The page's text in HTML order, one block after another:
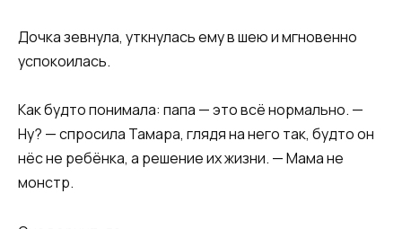
Дочка зевнула, уткнулась ему в шею и мгновенно
успокоилась.
Как будто понимала: папа — это всё нормально. —
Ну? — спросила Тамара, глядя на него так, будто он
нёс не ребёнка, а решение их жизни. — Мама не
монстр.